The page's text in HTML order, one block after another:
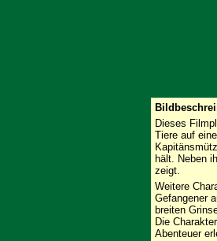
Dieses
Tiere auf
hält. Neben
zeigt.
Weitere
Gefangener
breiten
Die
Abenteuer